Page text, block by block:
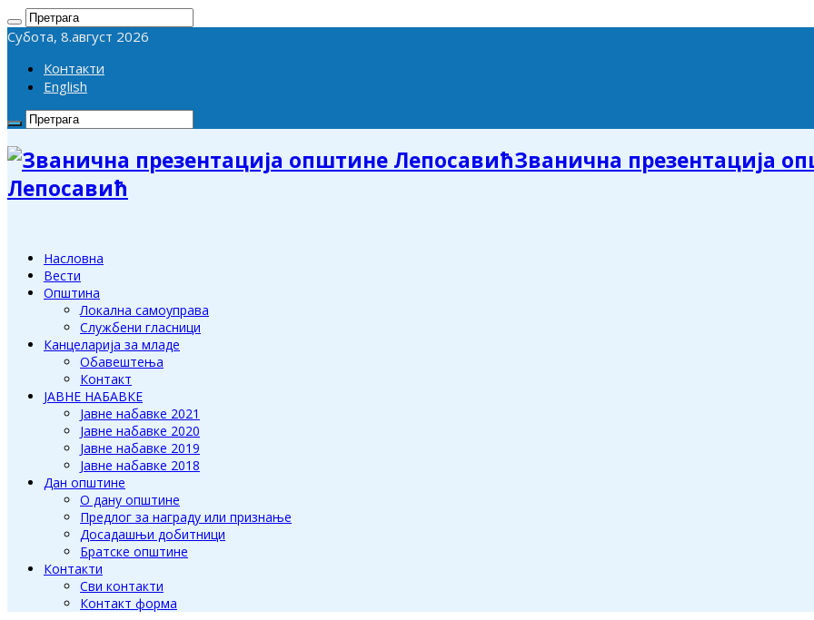
Субота, 8.август 2026
Контакти
English
Званична презентација
Лепосавић
Насловна
Вести
Општина
Локална самоуправа
Службени гласници
Канцеларија за младе
Обавештења
Контакт
ЈАВНЕ НАБАВКЕ
Јавне набавке 2021
Јавне набавке 2020
Јавне набавке 2019
Јавне набавке 2018
Дан општине
О дану општине
Предлог за награду или признање
Досадашњи добитници
Братске општине
Контакти
Сви контакти
Контакт форма